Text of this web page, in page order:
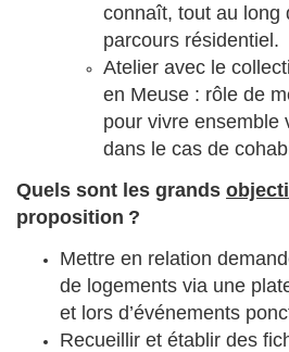
connaît, tout au long
parcours résidentiel.
Atelier avec le
en Meuse : rôle de
pour vivre ensemble
dans le cas de
Quels sont les grands
proposition ?
Mettre en relation
de logements via une
et lors d’événements
Recueillir et établir des